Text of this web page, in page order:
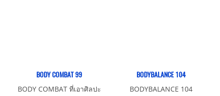
BODY COMBAT 99
BODY COMBAT ที่เอาศิลปะ
BODYBALANCE 104
BODYBALANCE 104